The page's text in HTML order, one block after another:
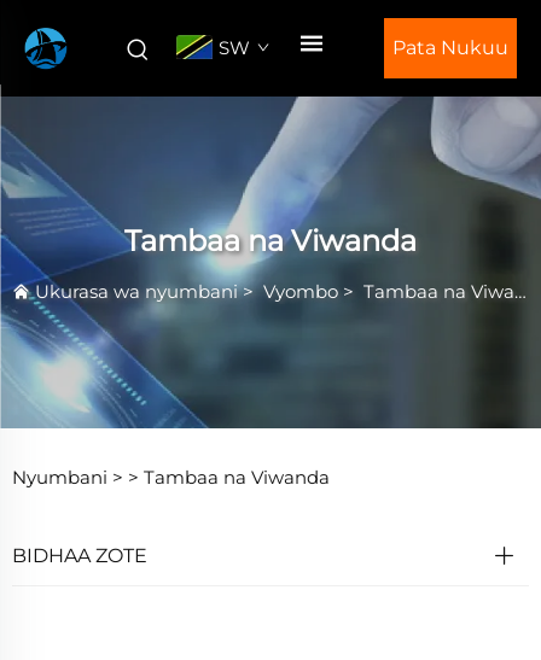
SW Pata Nukuu
Tambaa na Viwanda
Ukurasa wa nyumbani>Vyombo > Tambaa na Viwanda
Nyumbani > > Tambaa na Viwanda
BIDHAA ZOTE